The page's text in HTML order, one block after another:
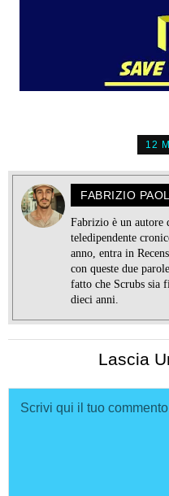
12
FABRIZIO
Fabrizio è un autore
teledipendente
anno, entra in
con queste due
fatto che Scrubs sia
dieci anni.
Lascia